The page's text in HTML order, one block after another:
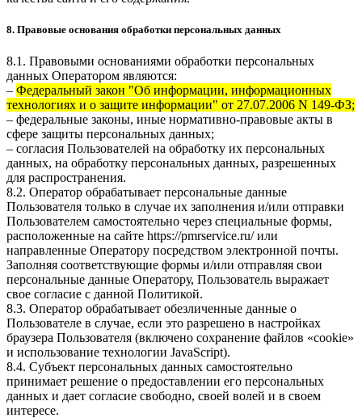
8. Правовые основания обработки персональных данных
8.1. Правовыми основаниями обработки персональных
данных Оператором являются:
– Федеральный закон "Об информации, информационных
технологиях и о защите информации" от 27.07.2006 N 149-ФЗ;
– федеральные законы, иные нормативно-правовые акты в
сфере защиты персональных данных;
– согласия Пользователей на обработку их персональных
данных, на обработку персональных данных, разрешенных
для распространения.
8.2. Оператор обрабатывает персональные данные
Пользователя только в случае их заполнения и/или отправки
Пользователем самостоятельно через специальные формы,
расположенные на сайте https://pmrservice.ru/или
направленные Оператору посредством электронной почты.
Заполняя соответствующие формы и/или отправляя свои
персональные данные Оператору, Пользователь выражает
свое согласие с данной Политикой.
8.3. Оператор обрабатывает обезличенные данные о
Пользователе в случае, если это разрешено в настройках
браузера Пользователя (включено сохранение файлов «cookie»
и использование технологии JavaScript).
8.4. Субъект персональных данных самостоятельно
принимает решение о предоставлении его персональных
данных и дает согласие свободно, своей волей и в своем
интересе.